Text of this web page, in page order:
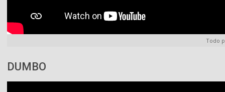
Todo
DUMBO